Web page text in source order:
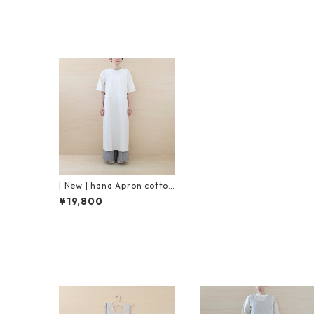
| New | hana Apron cotton
| Off White
¥19,800